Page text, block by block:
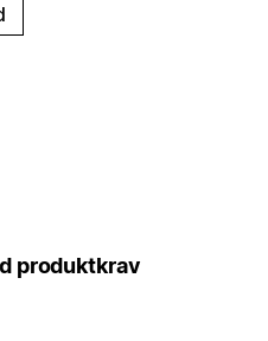
produktkrav